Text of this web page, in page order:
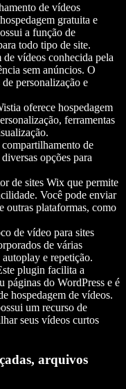
de vídeos
gratuita e
a função de
todo tipo de site.
de vídeos conhecida pela
sem anúncios. O
personalização e
oferece hospedagem
ferramentas
de
opções para
de sites Wix que permite
Você pode enviar
outras plataformas, como
de vídeo para sites
de várias
e repetição.
plugin facilita a
páginas do WordPress e é
hospedagem de vídeos.
um recurso de
seus vídeos curtos
arquivos